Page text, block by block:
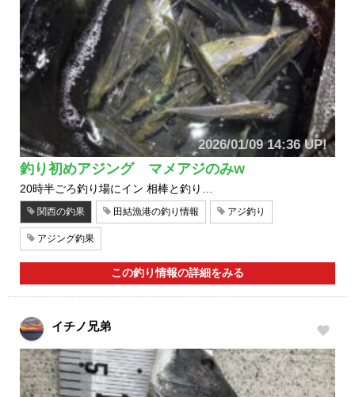
2026/01/09 14:36 UP!
釣り初めアジング マメアジのみw
20時半ごろ釣り場にイン 相棒と釣り…
関西の釣果 田結漁港の釣り情報 アジ釣り
アジング釣果
この釣り情報の詳細をみる
イチノ兄弟